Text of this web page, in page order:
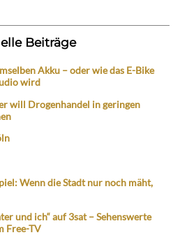
Beiträge
Akku – oder wie das E-Bike
wird
will Drogenhandel in geringen
Wenn die Stadt nur noch mäht,
und ich“ auf 3sat – Sehenswerte
Free-TV